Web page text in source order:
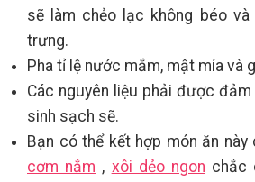
sẽ làm chẻo lạc không béo
trưng.
Pha tỉ lệ nước mắm, mật mía và
Các nguyên liệu phải được
sinh sạch sẽ.
Bạn có thể kết hợp món ăn
cơm nắm , xôi dẻo ngon chắc